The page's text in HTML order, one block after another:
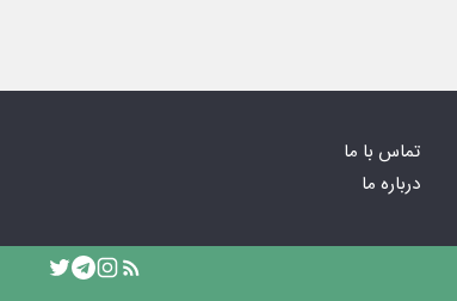
تماس با ما
درباره ما